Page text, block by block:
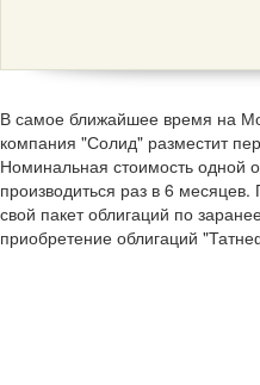
В самое ближайшее время на
компания "Солид" разместит
Номинальная стоимость одной
производиться раз в 6
свой пакет облигаций по
приобретение облигаций